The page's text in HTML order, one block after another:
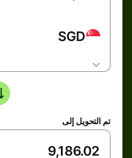
SGD
تم التحويل إلى